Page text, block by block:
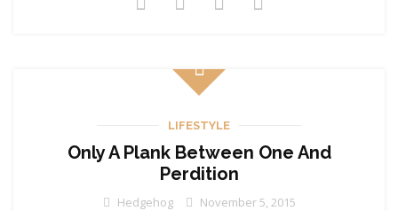
LIFESTYLE
Only A Plank Between One And
Perdition
Hedgehog
November 5, 2015